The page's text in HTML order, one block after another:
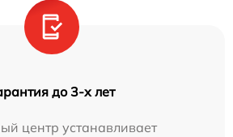
до 3-х лет
центр устанавливает